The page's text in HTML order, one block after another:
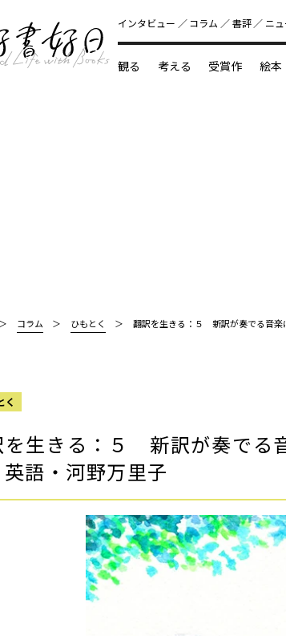
好書
インタビュー コラム 書評 ニュ
観る 考える 受賞作 絵本
コラム ひもとく 翻訳を生きる：５ 新訳が奏でる音
く
を生きる：５ 新訳が奏でる
語・河野万里子